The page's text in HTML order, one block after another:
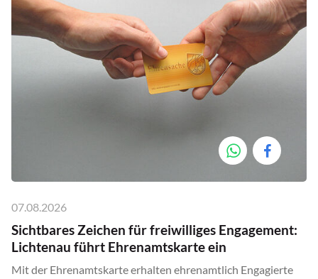
07.08.2026
Sichtbares Zeichen für freiwilliges Engagement:
Lichtenau führt Ehrenamtskarte ein
Mit der Ehrenamtskarte erhalten ehrenamtlich Engagierte